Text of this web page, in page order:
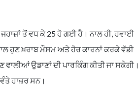
ਤੋਂ ਵਧ ਕੇ 25 ਹੋ ਗਈ ਹੈ। ਨਾਲ ਹੀ, ਹਵਾਈ
ਹੁਣ ਖ਼ਰਾਬ ਮੌਸਮ ਅਤੇ ਹੋਰ ਕਾਰਨਾਂ ਕਰਕੇ ਵੱਡੀ
ਉਡਾਣਾਂ ਦੀ ਪਾਰਕਿੰਗ ਕੀਤੀ ਜਾ ਸਕੇਗੀ।
ਹਾਜ਼ਰ ਸਨ।